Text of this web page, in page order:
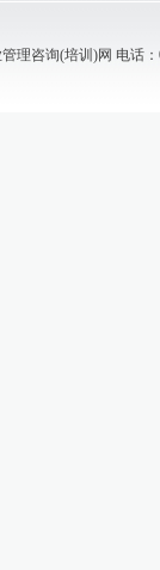
理咨询(培训)网 电话：